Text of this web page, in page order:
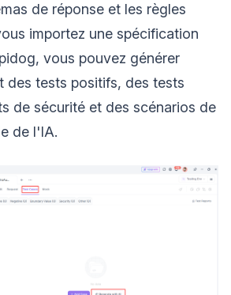
de réponse et les règles
importez une spécification
vous pouvez générer
des tests positifs, des tests
de sécurité et des scénarios de
de l'IA.